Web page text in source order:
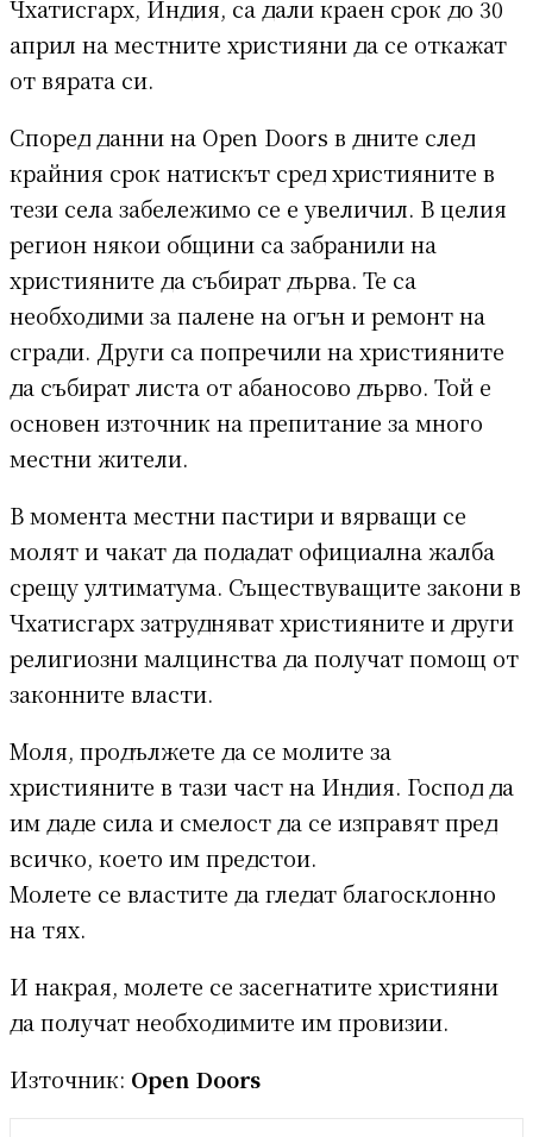
Чхатисгарх, Индия, са дали краен срок до 30
април на местните християни да се откажат
от вярата си.
Според данни на Open Doors в дните след
крайния срок натискът сред християните в
тези села забележимо се е увеличил. В целия
регион някои общини са забранили на
християните да събират дърва. Те са
необходими за палене на огън и ремонт на
сгради. Други са попречили на християните
да събират листа от абаносово дърво. Той е
основен източник на препитание за много
местни жители.
В момента местни пастири и вярващи се
молят и чакат да подадат официална жалба
срещу ултиматума. Съществуващите закони в
Чхатисгарх затрудняват християните и други
религиозни малцинства да получат помощ от
законните власти.
Моля, продължете да се молите за
християните в тази част на Индия. Господ да
им даде сила и смелост да се изправят пред
всичко, което им предстои.
Молете се властите да гледат благосклонно
на тях.
И накрая, молете се засегнатите християни
да получат необходимите им провизии.
Източник: Open Doors